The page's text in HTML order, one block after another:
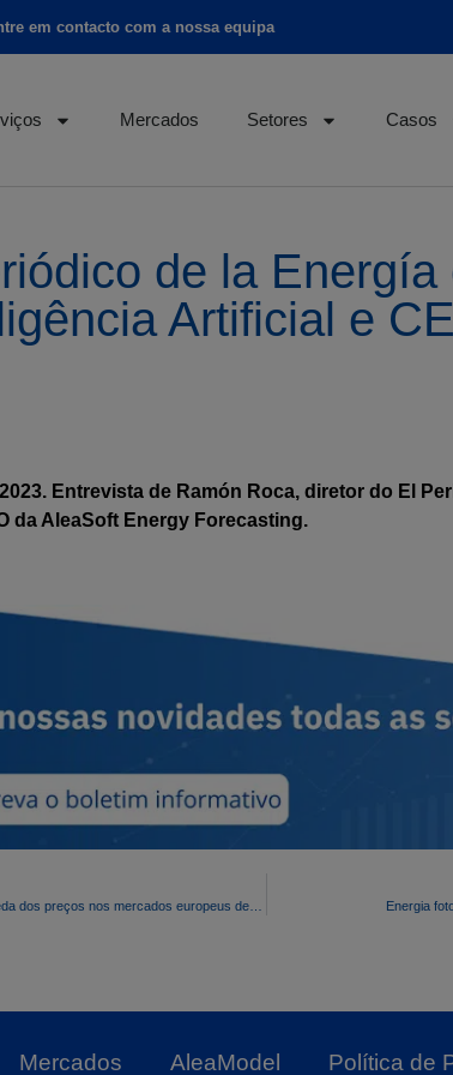
em contacto com a nossa equipa
Mercados Setores Casos
de la
Artificial e
Entrevista de Ramón Roca, diretor do El
da AleaSoft Energy Forecasting.
Energia
Mercados AleaModel Política de